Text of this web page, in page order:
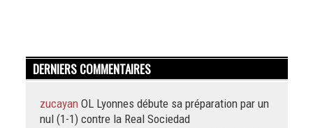
DERNIERS COMMENTAIRES
zucayan OL Lyonnes débute sa préparation par un
nul (1-1) contre la Real Sociedad